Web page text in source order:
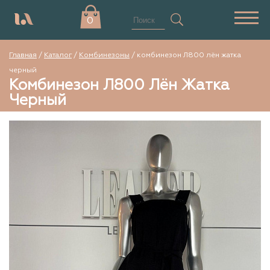
0
Главная / Каталог/ Комбинезоны / комбинезон Л800 лён жатка
черный
Комбинезон Л800 Лён Жатка
Черный